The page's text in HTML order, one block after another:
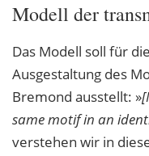
Modell der
Das Modell soll für
Ausgestaltung des
Bremond ausstellt: »
same motif in an
verstehen wir in